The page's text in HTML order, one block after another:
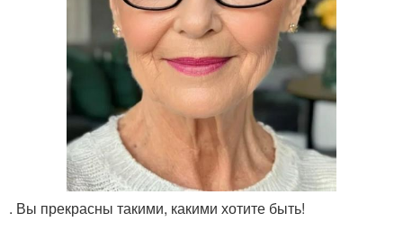
. Вы прекрасны такими, какими хотите быть!